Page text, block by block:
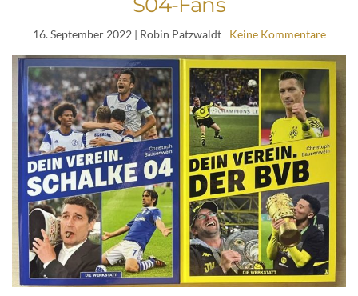
16. September 2022| Robin Patzwaldt Keine Kommentare